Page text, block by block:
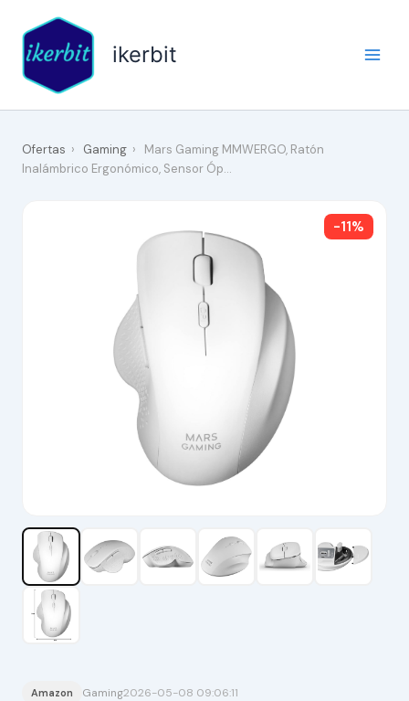
contenido
ikerbit
Ofertas › Gaming ›
Mars Gaming MMWERGO, Ratón
Inalámbrico Ergonómico, Sensor Óp…
-11%
Amazon Gaming2026-05-08 09:06:11